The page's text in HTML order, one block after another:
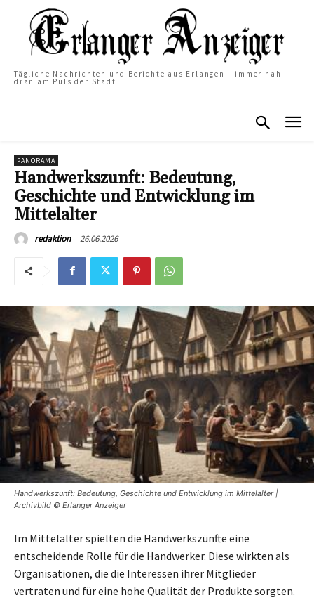
Tägliche Nachrichten und Berichte aus Erlangen – immer nah
dran am Puls der Stadt
PANORAMA
Handwerkszunft: Bedeutung,
Geschichte und Entwicklung im
Mittelalter
redaktion 26.06.2026
Handwerkszunft: Bedeutung, Geschichte und Entwicklung im Mittelalter |
Archivbild © Erlanger Anzeiger
Im Mittelalter spielten die Handwerkszünfte eine
entscheidende Rolle für die Handwerker. Diese wirkten als
Organisationen, die die Interessen ihrer Mitglieder
vertraten und für eine hohe Qualität der Produkte sorgten.